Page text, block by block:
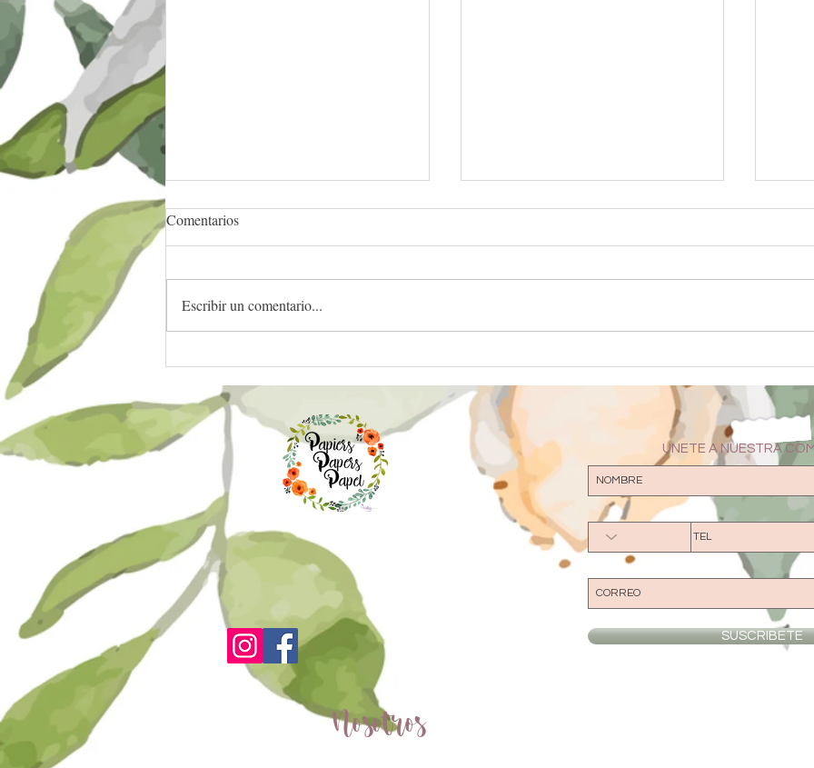
Excelente para Crafter
tan utilizado en el mundo?
para
Comentarios
Escribir un comentario...
UNETE A NUESTRA
SUSCRIBETE
Nosotros